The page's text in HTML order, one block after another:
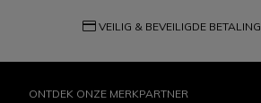
credit_card VEILIG & BEVEILIGDE BETALING
ONTDEK ONZE MERKPARTNER